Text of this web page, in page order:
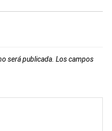
será publicada. Los campos